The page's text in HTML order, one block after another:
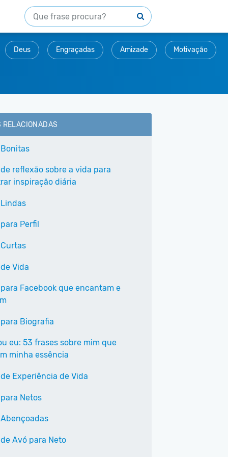
Deus Engraçadas Amizade Motivação
RELACIONADAS
de reflexão sobre a vida para
inspiração diária
Perfil
Vida
para Facebook que encantam e
Biografia
eu: 53 frases sobre mim que
minha essência
Experiência de Vida
Netos
Abençoadas
Avó para Neto